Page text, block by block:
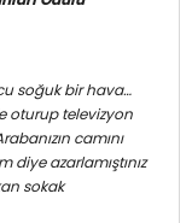
soğuk bir hava…
oturup televizyon
camını
diye azarlamıştınız
sokak